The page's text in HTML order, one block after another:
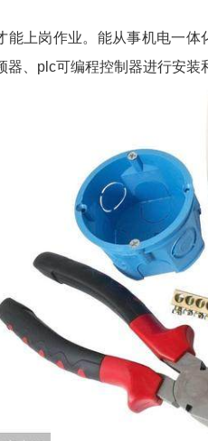
能上岗作业。能从事机电一
、plc可编程控制器进行安